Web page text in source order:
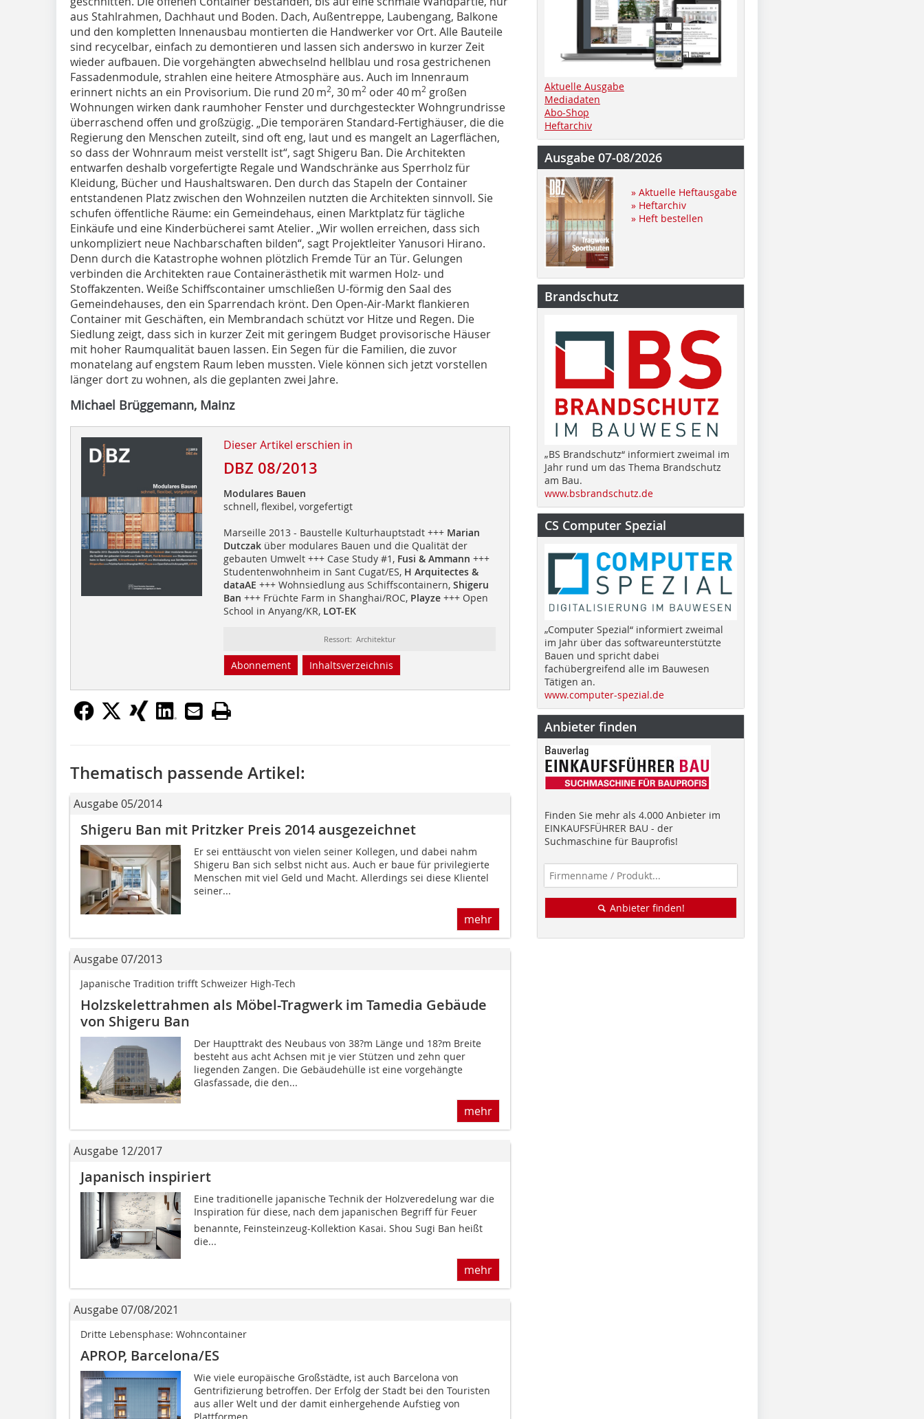
aus Stahlrahmen, Dachhaut und Boden. Dach, Außentreppe, Laubengang, Balkone
und den kompletten Innenausbau montierten die Handwerker vor Ort. Alle Bauteile
sind recycelbar, einfach zu demontieren und lassen sich anderswo in kurzer Zeit
wieder aufbauen. Die vorgehängten abwechselnd hellblau und rosa gestrichenen
Fassadenmodule, strahlen eine heitere Atmosphäre aus. Auch im Innenraum
erinnert nichts an ein Provisorium. Die rund 20 m2, 30 m2 oder 40 m2 großen
Wohnungen wirken dank raumhoher Fenster und durchgesteckter Wohngrundrisse
überraschend offen und großzügig. „Die temporären Standard-Fertighäuser, die die
Regierung den Menschen zuteilt, sind oft eng, laut und es mangelt an Lagerflächen,
so dass der Wohnraum meist verstellt ist“, sagt Shigeru Ban. Die Architekten
entwarfen deshalb vorgefertigte Regale und Wandschränke aus Sperrholz für
Kleidung, Bücher und Haushaltswaren. Den durch das Stapeln der Container
entstandenen Platz zwischen den Wohnzeilen nutzten die Architekten sinnvoll. Sie
schufen öffentliche Räume: ein Gemeindehaus, einen Marktplatz für tägliche
Einkäufe und eine Kinderbücherei samt Atelier. „Wir wollen erreichen, dass sich
unkompliziert neue Nachbarschaften bilden“, sagt Projektleiter Yanusori Hirano.
Denn durch die Katastrophe wohnen plötzlich Fremde Tür an Tür. Gelungen
verbinden die Architekten raue Containerästhetik mit warmen Holz- und
Stoffakzenten. Weiße Schiffscontainer umschließen U-förmig den Saal des
Gemeindehauses, den ein Sparrendach krönt. Den Open-Air-Markt flankieren
Container mit Geschäften, ein Membrandach schützt vor Hitze und Regen. Die
Siedlung zeigt, dass sich in kurzer Zeit mit geringem Budget provisorische Häuser
mit hoher Raumqualität bauen lassen. Ein Segen für die Familien, die zuvor
monatelang auf engstem Raum leben mussten. Viele können sich jetzt vorstellen
länger dort zu wohnen, als die geplanten zwei Jahre.
Michael Brüggemann, Mainz
Dieser Artikel erschien in
DBZ 08/2013
Modulares Bauen
schnell, flexibel, vorgefertigt
Marseille 2013 - Baustelle Kulturhauptstadt +++ Marian
Dutczaküber modulares Bauen und die Qualität der
gebauten Umwelt +++ Case Study #1, Fusi & Ammann +++
Studentenwohnheim in Sant Cugat/ES,H Arquitectes &
dataAE +++ Wohnsiedlung aus Schiffscontainern, Shigeru
Ban +++ Früchte Farm in Shanghai/ROC, Playze+++ Open
School in Anyang/KR, LOT-EK
Ressort: Architektur
Abonnement Inhaltsverzeichnis
Thematisch passende Artikel:
Ausgabe 05/2014
Shigeru Ban mit Pritzker Preis 2014 ausgezeichnet
Er sei enttäuscht von vielen seiner Kollegen, und dabei nahm
Shigeru Ban sich selbst nicht aus. Auch er baue für privilegierte
Menschen mit viel Geld und Macht. Allerdings sei diese Klientel
seiner...
mehr
Ausgabe 07/2013
Japanische Tradition trifft Schweizer High-Tech
Holzskelettrahmen als Möbel-Tragwerk im Tamedia Gebäude
von Shigeru Ban
Der Haupttrakt des Neubaus von 38?m Länge und 18?m Breite
besteht aus acht Achsen mit je vier Stützen und zehn quer
liegenden Zangen. Die Gebäudehülle ist eine vorgehängte
Glasfassade, die den...
mehr
Ausgabe 12/2017
Japanisch inspiriert
Eine traditionelle japanische Technik der Holzveredelung war die
Inspiration für diese, nach dem japanischen Begriff für Feuer
benannte, Feinsteinzeug-Kollektion Kasai. Shou Sugi Ban heißt
die...
mehr
Ausgabe 07/08/2021
Dritte Lebensphase: Wohncontainer
APROP, Barcelona/ES
Wie viele europäische Großstädte, ist auch Barcelona von
Gentrifizierung betroffen. Der Erfolg der Stadt bei den Touristen
aus aller Welt und der damit einhergehende Aufstieg von
Aktuelle Ausgabe
Mediadaten
Abo-Shop
Heftarchiv
Ausgabe 07-08/2026
» Aktuelle Heftausgabe
» Heftarchiv
» Heft bestellen
Brandschutz
„BS Brandschutz“ informiert zweimal im
Jahr rund um das Thema Brandschutz
am Bau.
www.bsbrandschutz.de
CS Computer Spezial
„Computer Spezial“ informiert zweimal
im Jahr über das softwareunterstützte
Bauen und spricht dabei
fachübergreifend alle im Bauwesen
Tätigen an.
www.computer-spezial.de
Anbieter finden
Finden Sie mehr als 4.000 Anbieter im
EINKAUFSFÜHRER BAU - der
Suchmaschine für Bauprofis!
Anbieter finden!